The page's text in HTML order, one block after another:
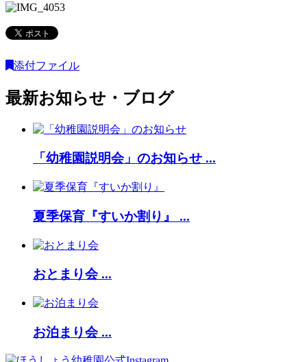
添付ファイル
最新お知らせ・ブログ
「幼稚園説明会」のお知らせ ...
夏季保育『すいか割り』 ...
おとまり会 ...
お泊まり会 ...